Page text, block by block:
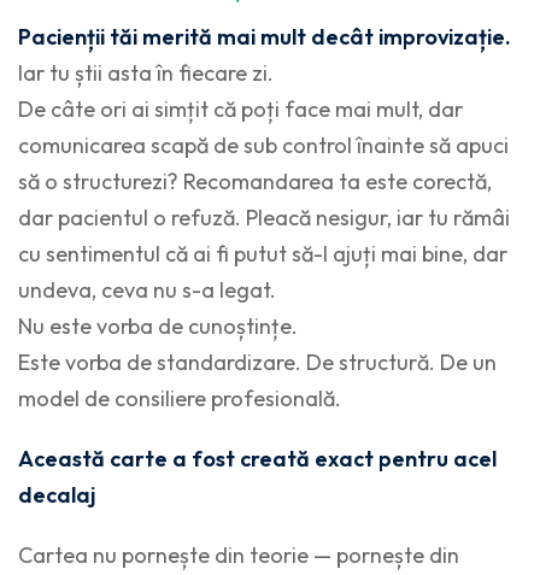
Pacienții tăi merită mai mult decât improvizație.
Iar tu știi asta în fiecare zi.
De câte ori ai simțit că poți face mai mult, dar
comunicarea scapă de sub control înainte să apuci
să o structurezi? Recomandarea ta este corectă,
dar pacientul o refuză. Pleacă nesigur, iar tu rămâi
cu sentimentul că ai fi putut să-l ajuți mai bine, dar
undeva, ceva nu s-a legat.
Nu este vorba de cunoștințe.
Este vorba de standardizare. De structură. De un
model de consiliere profesională.
Această carte a fost creată exact pentru acel
decalaj
Cartea nu pornește din teorie — pornește din